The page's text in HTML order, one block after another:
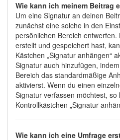
Wie kann ich meinem Beitrag
Um eine Signatur an deinen
zunächst eine solche in den
persönlichen Bereich
erstellt und gespeichert hast,
Kästchen „Signatur anhängen“
Signatur auch hinzufügen,
Bereich das standardmäßige
aktivierst. Wenn du einen
Signatur verfassen möchtest,
Kontrollkästchen „Signatur
Wie kann ich eine Umfrage